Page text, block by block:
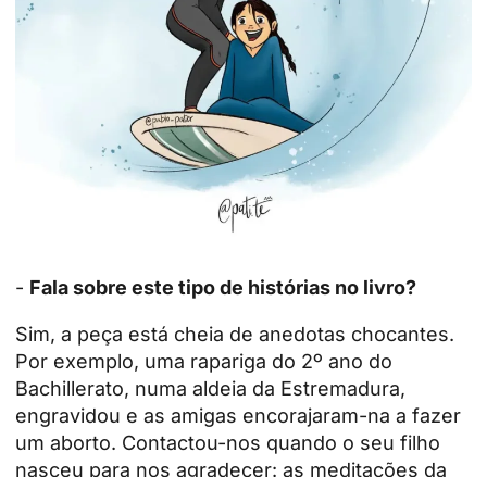
- Fala sobre este tipo de histórias no livro?
Sim, a peça está cheia de anedotas chocantes.
Por exemplo, uma rapariga do 2º ano do
Bachillerato, numa aldeia da Estremadura,
engravidou e as amigas encorajaram-na a fazer
um aborto. Contactou-nos quando o seu filho
nasceu para nos agradecer: as meditações da